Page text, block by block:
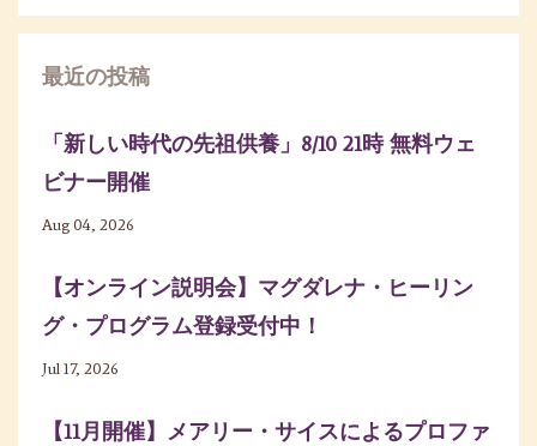
最近の投稿
「新しい時代の先祖供養」8/10 21時 無料ウェ
ビナー開催
Aug 04, 2026
【オンライン説明会】マグダレナ・ヒーリン
グ・プログラム登録受付中！
Jul 17, 2026
【11月開催】メアリー・サイスによるプロファ